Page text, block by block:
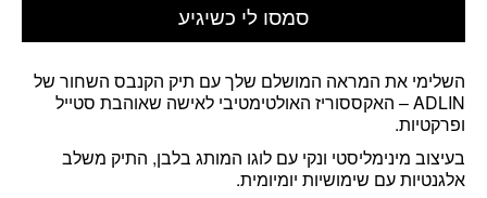
השלימי את המראה המושלם שלך עם תיק הקנבס השחור של
ADLIN – האקססוריז האולטימטיבי לאישה שאוהבת סטייל
ופרקטיות.
בעיצוב מינימליסטי ונקי עם לוגו המותג בלבן, התיק משלב
אלגנטיות עם שימושיות יומיומית.
סמסו לי כשיגיע